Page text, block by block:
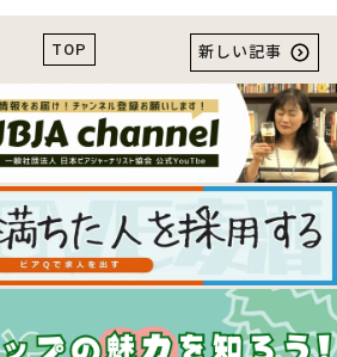
TOP 新しい記事